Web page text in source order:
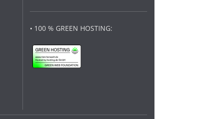
• 100 % GREEN HOSTING: